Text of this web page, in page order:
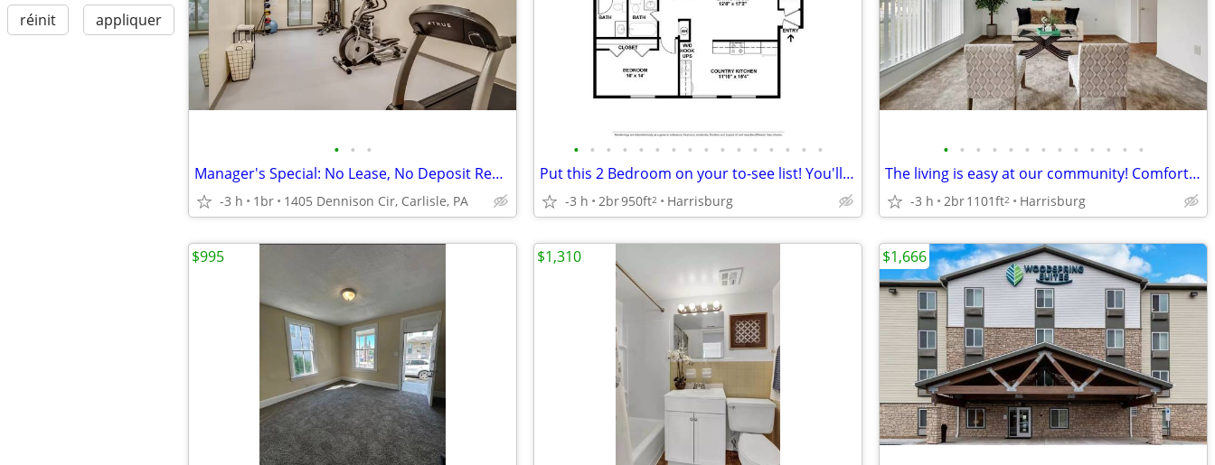
réinit appliquer
• • •
Manager's Special: No Lease, No Deposit Required
-3 h 1br 1405 Dennison Cir, Carlisle, PA
• • • • • • • • • • • • • • • •
Put this 2 Bedroom on your to-see list! You'll be glad you did!
-3 h 2br950ft2 Harrisburg
• • • • • • • • • • • • •
The living is easy at our community! Comfortable 2 bed/2 bath!
-3 h 2br1101ft2 Harrisburg
$995 $1,310 $1,666